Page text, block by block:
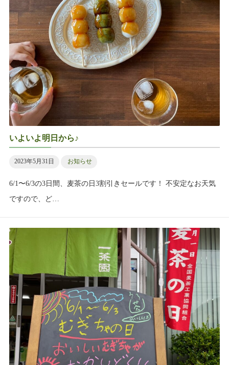
いよいよ明日から♪
2023年5月31日 お知らせ
6/1〜6/3の3日間、麦茶の日3割引きセールです！ 不安定なお天気
ですので、ど…